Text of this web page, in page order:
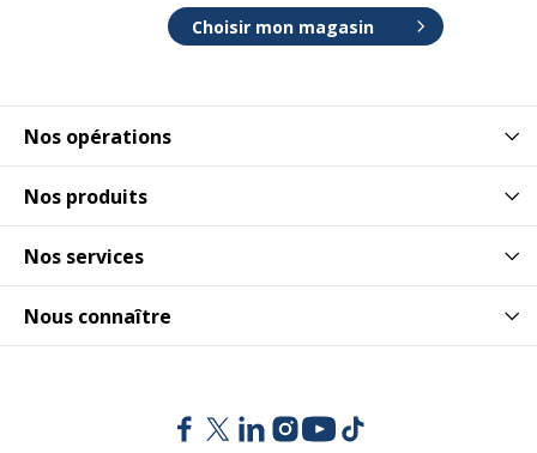
Nos opérations
Nos produits
Nos services
Nous connaître
Choisir mon magasin